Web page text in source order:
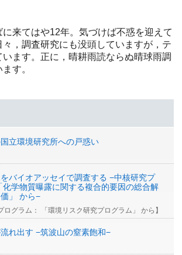
来てはや12年。気づけば不惑を迎えて
々，調査研究にも没頭していますが，テ
ます。正に，晴耕雨読ならぬ晴球雨調
す。
立環境研究所への戸惑い
バイオアッセイで調査する −中核研究プ
化学物質曝露に関する複合的要因の総合解
」 から−
ログラム： 「環境リスク研究プログラム」 から】
れ出す −筑波山の窒素飽和−